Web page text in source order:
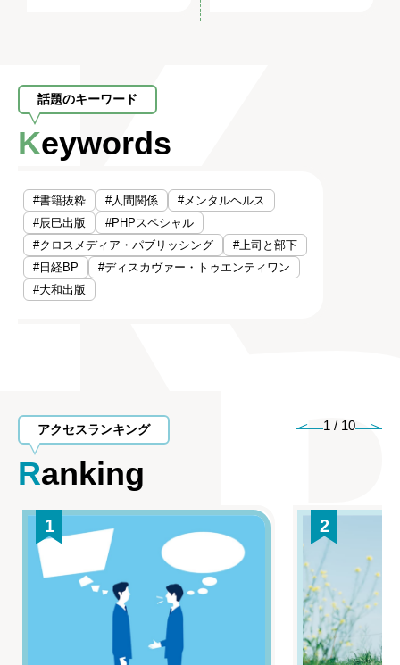
話題のキーワード
Keywords
#書籍抜粋 #人間関係
#メンタルヘルス
#辰巳出版
#PHPスペシャル
#クロスメディア・パブリッシング
#上司と部下
#日経BP
#ディスカヴァー・トゥエンティワン
#大和出版
アクセスランキング
Ranking
1 / 10
1 2